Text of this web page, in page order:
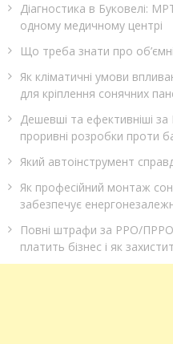
Діагностика в Буковелі:
одному медичному центрі
Що треба знати про
Як кліматичні умови
для кріплення сонячних
Дешевші та ефективніші за
проривні розробки проти
Який автоінструмент
Як професійний монтаж
забезпечує
Повні штрафи за РРО/ПРРО
платить бізнес і як